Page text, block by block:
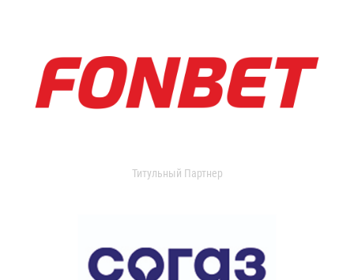
Титульный Партнер